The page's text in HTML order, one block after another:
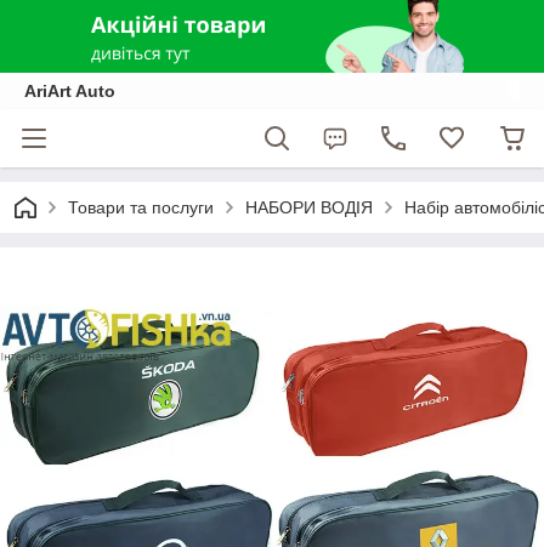
AriArt Auto
Товари та послуги НАБОРИ ВОДІЯ Набір